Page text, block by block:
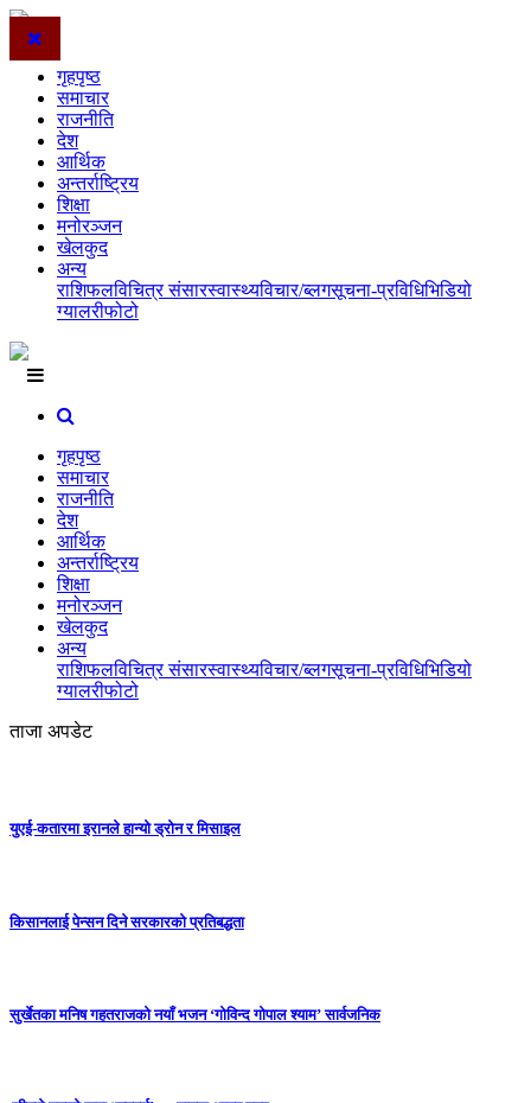
गृहपृष्ठ
समाचार
राजनीति
देश
आर्थिक
अन्तर्राष्ट्रिय
शिक्षा
मनोरञ्जन
खेलकुद
अन्य
राशिफलविचित्र संसारस्वास्थ्यविचार/ब्लगसूचना-प्रविधिभिडियो
ग्यालरीफोटो
गृहपृष्ठ
समाचार
राजनीति
देश
आर्थिक
अन्तर्राष्ट्रिय
शिक्षा
मनोरञ्जन
खेलकुद
अन्य
राशिफलविचित्र संसारस्वास्थ्यविचार/ब्लगसूचना-प्रविधिभिडियो
ग्यालरीफोटो
ताजा अपडेट
युएई-कतारमा इरानले हान्यो ड्रोन र मिसाइल
किसानलाई पेन्सन दिने सरकारको प्रतिबद्धता
सुर्खेतका मनिष गहतराजको नयाँ भजन ‘गोविन्द गोपाल श्याम’ सार्वजनिक